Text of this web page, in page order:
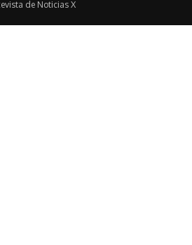
de Noticias X